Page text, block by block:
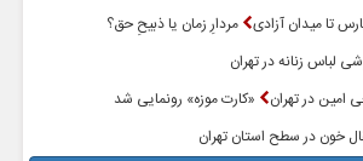
تا میدان آزادی مردارِ زمان یا ذبیحِ حق؟
لباس زنانه در تهران
امین در تهران
«کارت موزه» رونمایی شد